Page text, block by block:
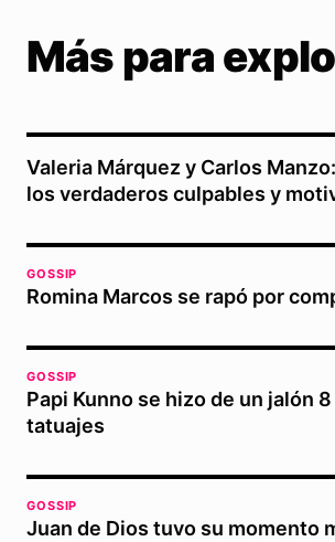
Más para
Valeria Márquez y Carlos
los verdaderos culpables y
GOSSIP
Romina Marcos se rapó por
GOSSIP
Papi Kunno se hizo de un jalón
tatuajes
GOSSIP
Juan de Dios tuvo su momento